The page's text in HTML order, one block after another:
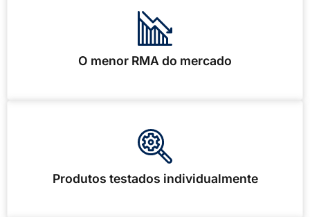
O menor RMA do mercado
Produtos testados individualmente